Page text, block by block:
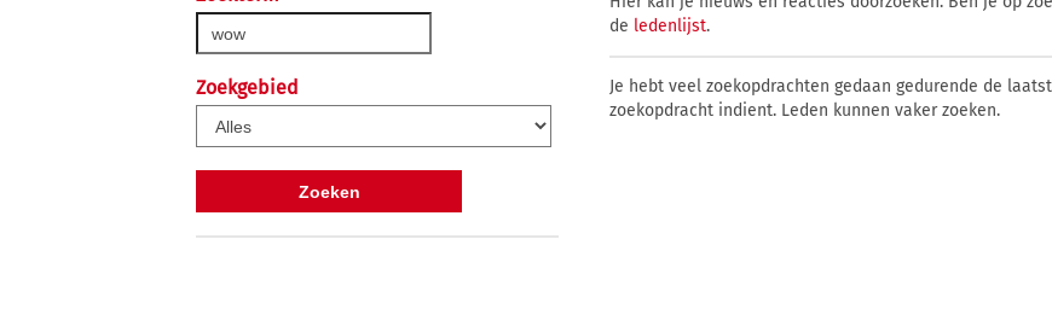
Zoekgebied
de ledenlijst.
Je hebt veel zoekopdrachten gedaan gedurende de
zoekopdracht indient. Leden kunnen vaker zoeken.